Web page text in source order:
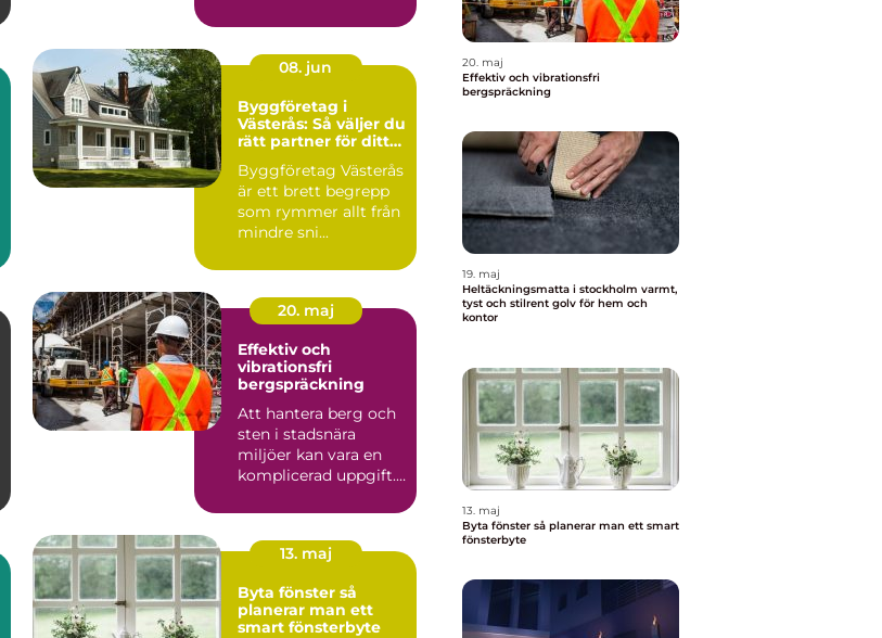
professi...
08. jun
Byggföretag i
Västerås: Så väljer du
rätt partner för ditt
Byggföretag Västerås
är ett brett begrepp
som rymmer allt från
mindre sni...
20. maj
Effektiv och
vibrationsfri
bergspräckning
Att hantera berg och
sten i stadsnära
miljöer kan vara en
komplicerad uppgift.
13. maj
Byta fönster så
planerar man ett
smart fönsterbyte
20. maj
Effektiv och vibrationsfri
bergspräckning
19. maj
Heltäckningsmatta i stockholm varmt,
tyst och stilrent golv för hem och
kontor
13. maj
Byta fönster så planerar man ett smart
fönsterbyte